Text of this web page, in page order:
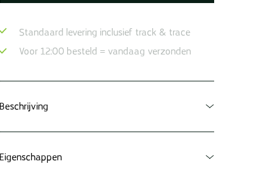
Standaard levering inclusief track & trace
Voor 12:00 besteld = vandaag verzonden
Beschrijving
Eigenschappen